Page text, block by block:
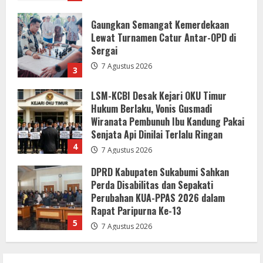
4
LSM-KCBI Desak Kejari OKU Timur
Hukum Berlaku, Vonis Gusmadi
Wiranata Pembunuh Ibu Kandung Pakai
Senjata Api Dinilai Terlalu Ringan
7 Agustus 2026
5
DPRD Kabupaten Sukabumi Sahkan
Perda Disabilitas dan Sepakati
Perubahan KUA-PPAS 2026 dalam
Rapat Paripurna Ke-13
7 Agustus 2026
1
Bupati dan Wakil Bupati Buol Pimpin
Rapat Evaluasi dan Pedoman MCSP
2026
7 Agustus 2026